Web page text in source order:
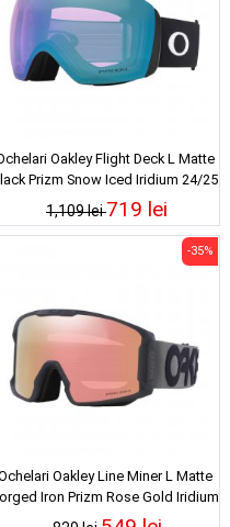
Oakley Flight Deck L Matte
Prizm Snow Iced Iridium 24/25
1,109 lei719 lei
Oakley Line Miner L Matte
Iron Prizm Rose Gold Iridium
-35%